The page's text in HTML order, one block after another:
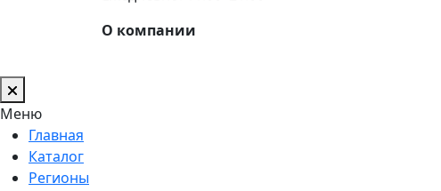
О компании
Меню
Главная
Каталог
Регионы